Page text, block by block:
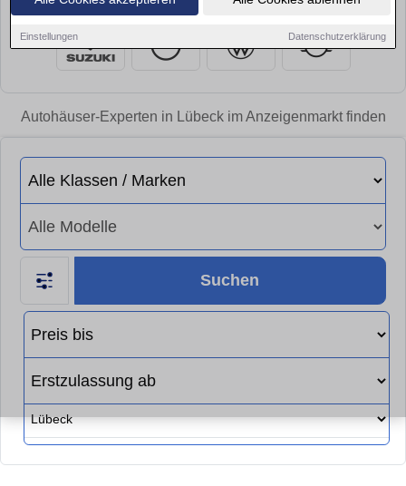
Einstellungen Datenschutzerklärung
Autohäuser-Experten in Lübeck im Anzeigenmarkt finden
Suchen